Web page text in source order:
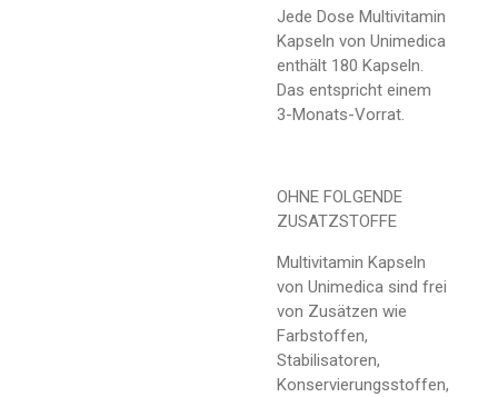
Jede Dose Multivitamin
Kapseln von Unimedica
enthält 180 Kapseln.
Das entspricht einem
3-Monats-Vorrat.
OHNE FOLGENDE
ZUSATZSTOFFE
Multivitamin Kapseln
von Unimedica sind frei
von Zusätzen wie
Farbstoffen,
Stabilisatoren,
Konservierungsstoffen,